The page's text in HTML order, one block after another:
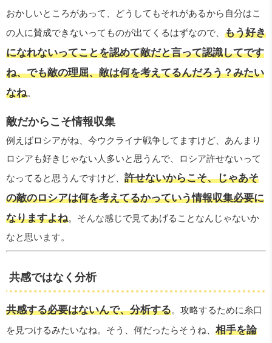
おかしいところがあって、どうしてもそれがあるから自分はこ
の人に賛成できないってものが出てくるはずなので、 もう好き
になれないってことを認めて敵だと言って認識してです
ね、でも敵の理屈、敵は何を考えてるんだろう？みたい
なね。
敵だからこそ情報収集
例えばロシアがね、今ウクライナ戦争してますけど、あんまり
ロシアも好きじゃない人多いと思うんで、ロシア許せないって
なってると思うんですけど、 許せないからこそ、じゃあそ
の敵のロシアは何を考えてるかっていう情報収集必要に
なりますよね。そんな感じで見てあげることなんじゃないか
なと思います。
共感ではなく分析
共感する必要はないんで、分析する。攻略するために糸口
を見つけるみたいなね。そう、何だったらそうね、 相手を論